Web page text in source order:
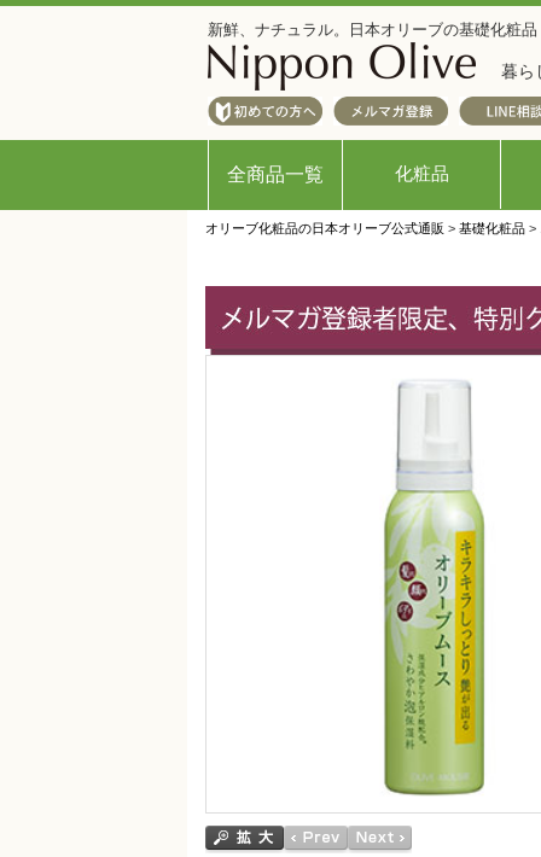
新鮮、ナチュラル。日本オリーブの基礎化粧
暮ら
全商品一覧 化粧品
オリーブ化粧品の日本オリーブ公式通販 > 基礎化粧品>